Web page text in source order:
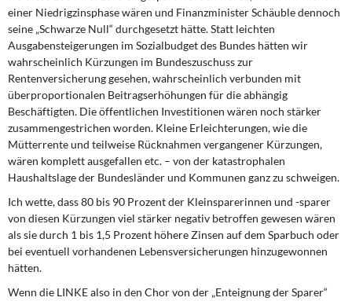
einer Niedrigzinsphase wären und Finanzminister Schäuble dennoch
seine „Schwarze Null“ durchgesetzt hätte. Statt leichten
Ausgabensteigerungen im Sozialbudget des Bundes hätten wir
wahrscheinlich Kürzungen im Bundeszuschuss zur
Rentenversicherung gesehen, wahrscheinlich verbunden mit
überproportionalen Beitragserhöhungen für die abhängig
Beschäftigten. Die öffentlichen Investitionen wären noch stärker
zusammengestrichen worden. Kleine Erleichterungen, wie die
Mütterrente und teilweise Rücknahmen vergangener Kürzungen,
wären komplett ausgefallen etc. – von der katastrophalen
Haushaltslage der Bundesländer und Kommunen ganz zu schweigen.
Ich wette, dass 80 bis 90 Prozent der Kleinsparerinnen und -sparer
von diesen Kürzungen viel stärker negativ betroffen gewesen wären
als sie durch 1 bis 1,5 Prozent höhere Zinsen auf dem Sparbuch oder
bei eventuell vorhandenen Lebensversicherungen hinzugewonnen
hätten.
Wenn die LINKE also in den Chor von der „Enteignung der Sparer“